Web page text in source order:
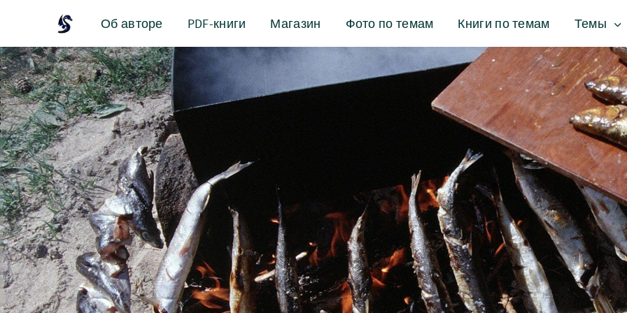
Об авторе PDF-книги Магазин Фото по темам Книги по темам Темы